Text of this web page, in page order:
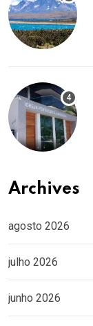
Archives
agosto 2026
julho 2026
junho 2026